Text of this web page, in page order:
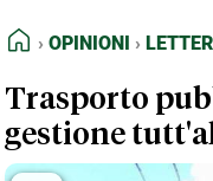
FEED RSS
NORMATIVE
TERMINI e
HOME
OPINIONI
Trasporto
gestione